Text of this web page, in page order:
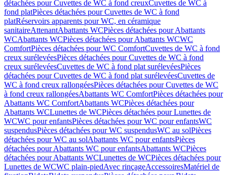
détachées pour Cuvettes de WC à fond creuxCuvettes de WC à
fond platPièces détachées pour Cuvettes de WC à fond
platRéservoirs apparents pour WC, en céramique
sanitaireAttenantAbattants WCPièces détachées pour Abattants
WCAbattants WCPièces détachées pour Abattants WCWC
ComfortPièces détachées pour WC ComfortCuvettes de WC à fond
creux surélevéesPièces détachées pour Cuvettes de WC à fond
creux surélevéesCuvettes de WC à fond plat surélevéesPièces
détachées pour Cuvettes de WC à fond plat surélevéesCuvettes de
WC à fond creux rallongéesPièces détachées pour Cuvettes de WC
à fond creux rallongéesAbattants WC ComfortPièces détachées pour
Abattants WC ComfortAbattants WCPièces détachées pour
Abattants WCLunettes de WCPièces détachées pour Lunettes de
WCWC pour enfantsPièces détachées pour WC pour enfantsWC
suspendusPièces détachées pour WC suspendusWC au solPièces
détachées pour WC au solAbattants WC pour enfantsPièces
détachées pour Abattants WC pour enfantsAbattants WCPièces
détachées pour Abattants WCLunettes de WCPièces détachées pour
Lunettes de WCWC plain-piedAvec rinçageAccessoiresMatériel de